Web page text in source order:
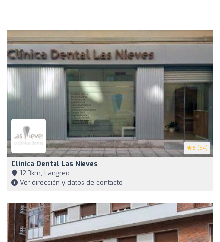
5 (64)
Clínica Dental Las Nieves
12,3km, Langreo
Ver dirección y datos de contacto